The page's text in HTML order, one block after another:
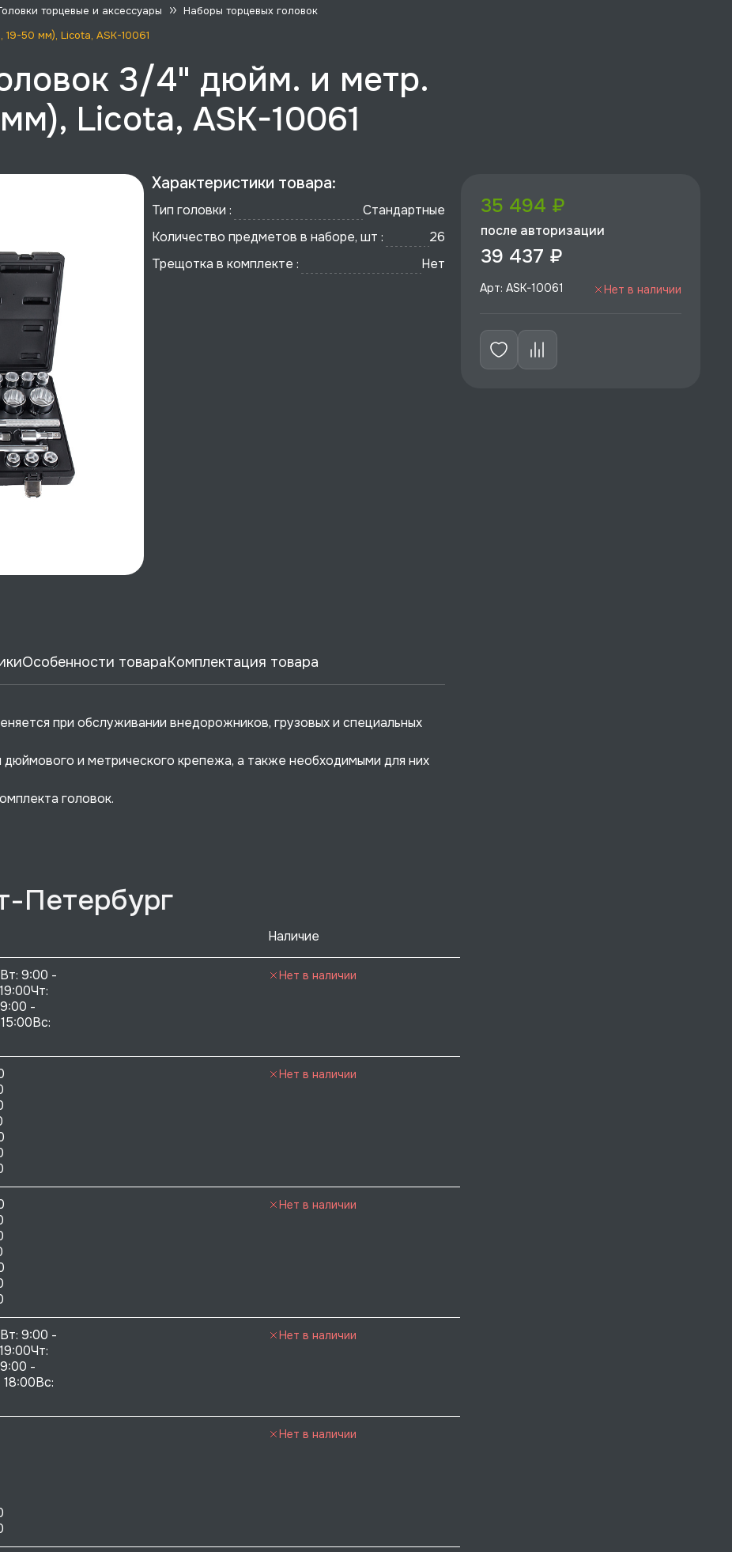
торцевые и аксессуары
Наборы торцевых головок
50 мм), Licota, ASK-10061
3/4" дюйм. и метр.
Licota, ASK-10061
Характеристики товара:
Тип головки :
Стандартные
Количество предметов в наборе, шт :
26
Трещотка в комплекте :
Нет
Особенности товараКомплектация товара
при обслуживании внедорожников, грузовых и специальных
и метрического крепежа, а также необходимыми для них
головок.
Петербург
Наличие
9:00 -
-
Нет в наличии
Нет в наличии
Нет в наличии
9:00 -
-
Нет в наличии
Нет в наличии
35 494 ₽
после авторизации
39 437 ₽
Арт: ASK-10061 Нет в наличии